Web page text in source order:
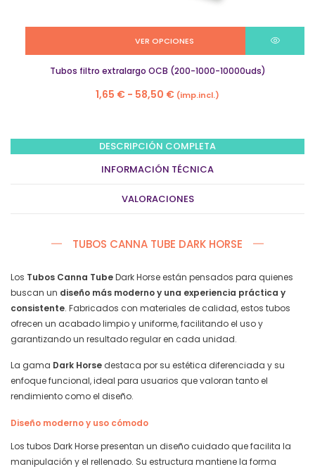
VER OPCIONES
Tubos filtro extralargo OCB (200-1000-10000uds)
1,65 € - 58,50 €Rango
desde
1,65 €
hasta
(imp.incl.)
DESCRIPCIÓN COMPLETA
INFORMACIÓN TÉCNICA
VALORACIONES
TUBOS CANNA TUBE DARK HORSE
Los Tubos Canna TubeDark Horse están pensados para quienes
buscan un diseño más moderno y una experiencia práctica y
consistente. Fabricados con materiales de calidad, estos tubos
ofrecen un acabado limpio y uniforme, facilitando el uso y
garantizando un resultado regular en cada unidad.
La gama Dark Horse destaca por su estética diferenciada y su
enfoque funcional, ideal para usuarios que valoran tanto el
rendimiento como el diseño.
Diseño moderno y uso cómodo
Los tubos Dark Horse presentan un diseño cuidado que facilita la
manipulación y el rellenado. Su estructura mantiene la forma